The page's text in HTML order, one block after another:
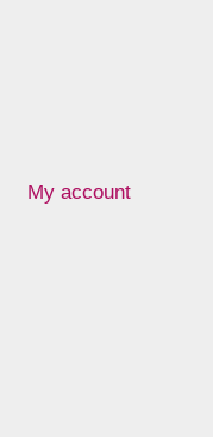
My account